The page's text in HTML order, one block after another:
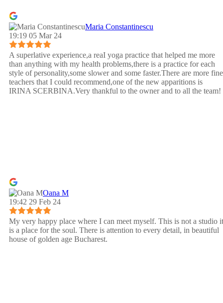
Maria Constantinescu
19:19 05 Mar 24
A superlative experience,a reaI yoga practice that helped me more
than anything with my health problems,there is a practice for each
style of personality,some slower and some faster.There are more fine
teachers that I could recommend,one of the new apparitions is
IRINA SCERBINA.Very thankful to the owner and to all the team!
Oana M
19:42 29 Feb 24
My very happy place where I can meet myself. This is not a studio it
is a place for the soul. There is attention to every detail, in beautiful
house of golden age Bucharest.